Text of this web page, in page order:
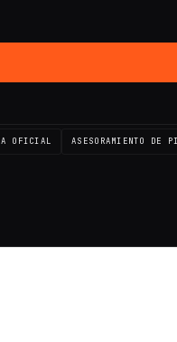
OFICIAL ASESORAMIENTO DE